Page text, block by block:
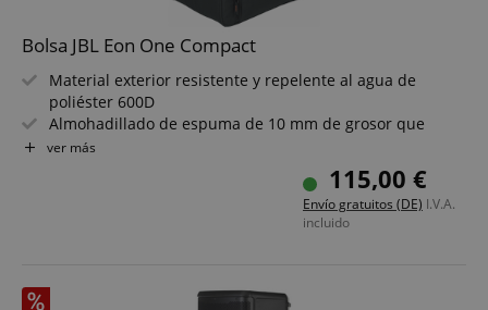
Bolsa JBL Eon One Compact
Material exterior resistente y repelente al agua de
poliéster 600D
Almohadillado de espuma de 10 mm de grosor que
protege contra suciedad y arañazos
Asas dobles reforzadas para un transporte fácil
Bolsillo exterior grande para cables y accesorios
ver más
115,00 €
Envío gratuitos (DE) I.V.A.
incluido